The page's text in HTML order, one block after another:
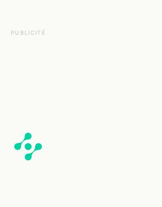
PUBLICITÉ